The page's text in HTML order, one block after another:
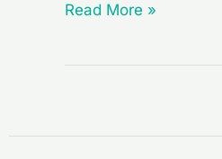
Read More »